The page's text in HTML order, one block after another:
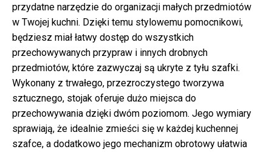
przydatne narzędzie do organizacji małych przedmiotów
w Twojej kuchni. Dzięki temu stylowemu pomocnikowi,
będziesz miał łatwy dostęp do wszystkich
przechowywanych przypraw i innych drobnych
przedmiotów, które zazwyczaj są ukryte z tyłu szafki.
Wykonany z trwałego, przezroczystego tworzywa
sztucznego, stojak oferuje dużo miejsca do
przechowywania dzięki dwóm poziomom. Jego wymiary
sprawiają, że idealnie zmieści się w każdej kuchennej
szafce, a dodatkowo jego mechanizm obrotowy ułatwia